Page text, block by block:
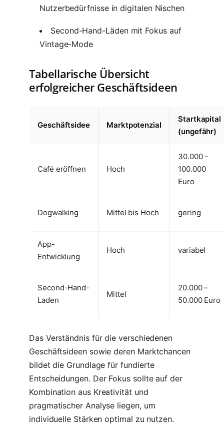
Nutzerbedürfnisse in digitalen Nischen
Second-Hand-Läden mit Fokus auf
Vintage-Mode
Tabellarische Übersicht
erfolgreicher Geschäftsideen
Geschäftsidee Marktpotenzial
Startkapital
(ungefähr)
Café eröffnen Hoch
30.000 –
100.000
Euro
Dogwalking Mittel bis Hoch gering
App-
Entwicklung
Hoch variabel
Second-Hand-
Laden
Mittel
20.000 –
50.000 Euro
Das Verständnis für die verschiedenen
Geschäftsideen sowie deren Marktchancen
bildet die Grundlage für fundierte
Entscheidungen. Der Fokus sollte auf der
Kombination aus Kreativität und
pragmatischer Analyse liegen, um
individuelle Stärken optimal zu nutzen.